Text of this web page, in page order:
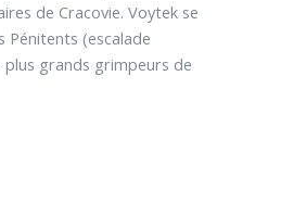
de Cracovie. Voytek se
Pénitents (escalade
plus grands grimpeurs de